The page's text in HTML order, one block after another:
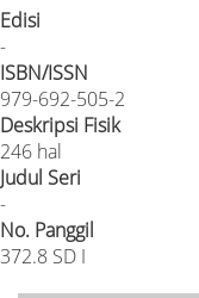
Edisi
-
ISBN/ISSN
979-692-505-2
Deskripsi Fisik
246 hal
Judul Seri
-
No. Panggil
372.8 SD I